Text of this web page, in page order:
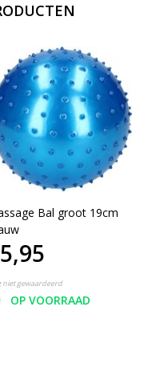
Bal groot 19cm
niet gewaardeerd
OP VOORRAAD